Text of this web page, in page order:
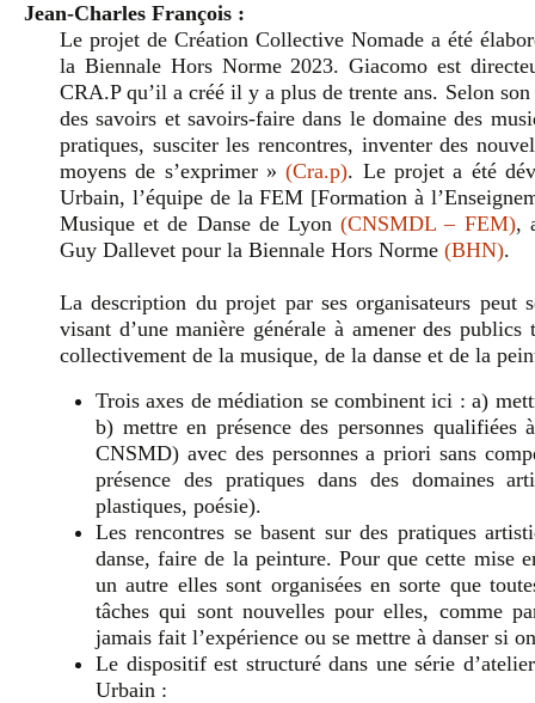
Jean-Charles François :
Le projet de Création Collective Nomade a été
la Biennale Hors Norme 2023. Giacomo est
CRA.P qu’il a créé il y a plus de trente ans. Selon
des savoirs et savoirs-faire dans le domaine des
pratiques, susciter les rencontres, inventer des
moyens de s’exprimer »(Cra.p). Le projet a été
Urbain, l’équipe de la FEM [Formation à
Musique et de Danse de Lyon(CNSMDL – FEM),
Guy Dallevet pour la Biennale Hors Norme (BHN).
La description du projet par ses organisateurs peut
visant d’une manière générale à amener des
collectivement de la musique, de la danse et de la
Trois axes de médiation se combinent ici : a)
b) mettre en présence des personnes
CNSMD) avec des personnes a priori sans
présence des pratiques dans des domaines
plastiques, poésie).
Les rencontres se basent sur des pratiques
danse, faire de la peinture. Pour que cette mise
un autre elles sont organisées en sorte que
tâches qui sont nouvelles pour elles, comme
jamais fait l’expérience ou se mettre à danser si
Le dispositif est structuré dans une série
Urbain :